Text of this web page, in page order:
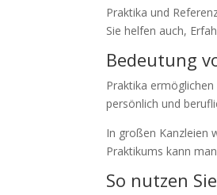
Praktika und
Sie helfen auch,
Bedeutung
Praktika
persönlich und
In großen Kanzleien
Praktikums kann
So nutzen